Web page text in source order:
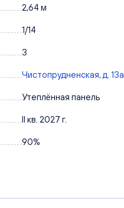
2,64 м
1/14
3
Чистопрудненская, д. 13а
Утеплённая панель
II кв. 2027 г.
90%